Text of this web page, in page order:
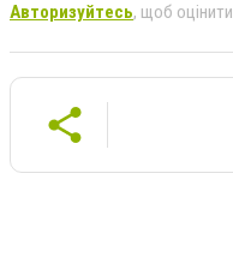
Авторизуйтесь, щоб оцінити